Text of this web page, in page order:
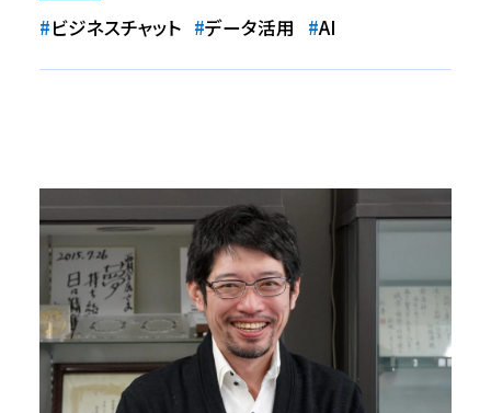
#ビジネスチャット #データ活用 #AI